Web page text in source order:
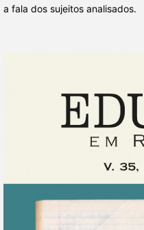
a fala dos sujeitos analisados.